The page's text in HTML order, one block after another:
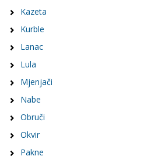
Kazeta
Kurble
Lanac
Lula
Mjenjači
Nabe
Obruči
Okvir
Pakne